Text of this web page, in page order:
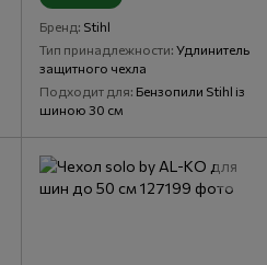
Бренд Stihl
Тип принадлежности Удлинитель
защитного чехла
Подходит для Бензопили Stihl із
шиною 30 см